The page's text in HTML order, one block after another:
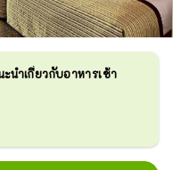
นำเกี่ยวกับอาหารเช้า